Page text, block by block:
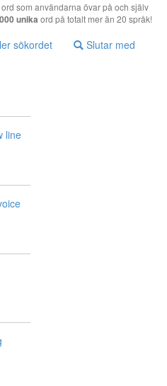
som användarna övar på och själv
unika ord på totalt mer än 20 språk!
sökordet Slutar med
line